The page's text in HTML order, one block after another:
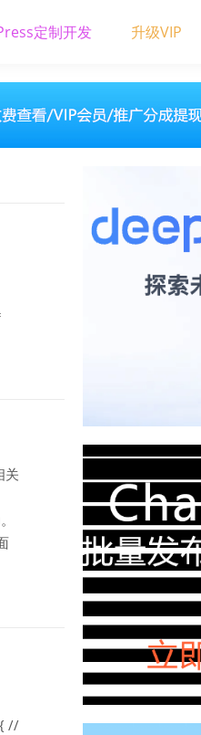
定制开发 升级VIP
关
//